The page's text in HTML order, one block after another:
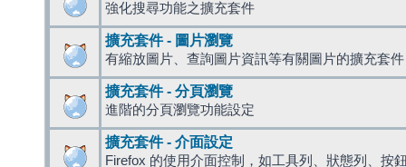
強化搜尋功能之擴充套件
擴充套件 - 圖片瀏覽
有縮放圖片、查詢圖片資訊等有關圖片的擴充套件
擴充套件 - 分頁瀏覽
進階的分頁瀏覽功能設定
擴充套件 - 介面設定
Firefox 的使用介面控制，如工具列、狀態列、按